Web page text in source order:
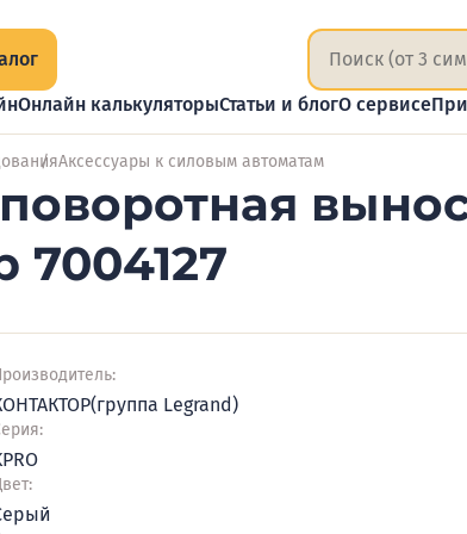
Онлайн калькуляторыСтатьи и блогО сервисе
Аксессуары к силовым автоматам
7004127
Legrand)